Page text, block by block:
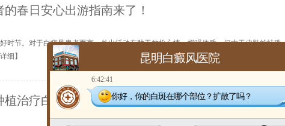
春日安心出游指南来了！
时节。对于白癜风患者而言，外出活动有助于放松心情、增强体质，但由于皮肤的特殊
详细 】
治疗白癜风，真的靠谱吗？
昆明白癜风医院
6:42:41
你好，你的白斑在哪个部位？扩散了吗？